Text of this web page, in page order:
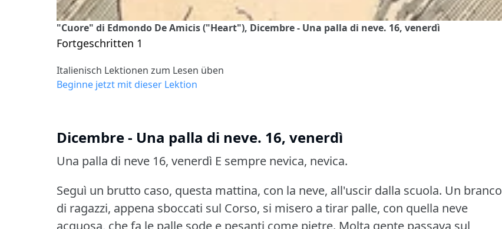
"Cuore" di Edmondo De Amicis ("Heart"), Dicembre - Una palla di neve. 16, venerdì
Fortgeschritten 1
Italienisch Lektionen zum Lesen üben
Beginne jetzt mit dieser Lektion
Dicembre - Una palla di neve. 16, venerdì
Una palla di neve 16, venerdì E sempre nevica, nevica.
Seguì un brutto caso, questa mattina, con la neve, all'uscir dalla scuola. Un branco
di ragazzi, appena sboccati sul Corso, si misero a tirar palle, con quella neve
acquosa, che fa le palle sode e pesanti come pietre. Molta gente passava sul